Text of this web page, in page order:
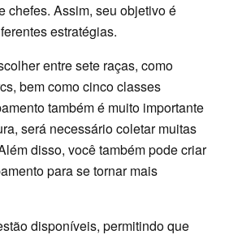
chefes. Assim, seu objetivo é
estratégias.
entre sete raças, como
bem como cinco classes
também é muito importante
será necessário coletar muitas
disso, você também pode criar
para se tornar mais
disponíveis, permitindo que